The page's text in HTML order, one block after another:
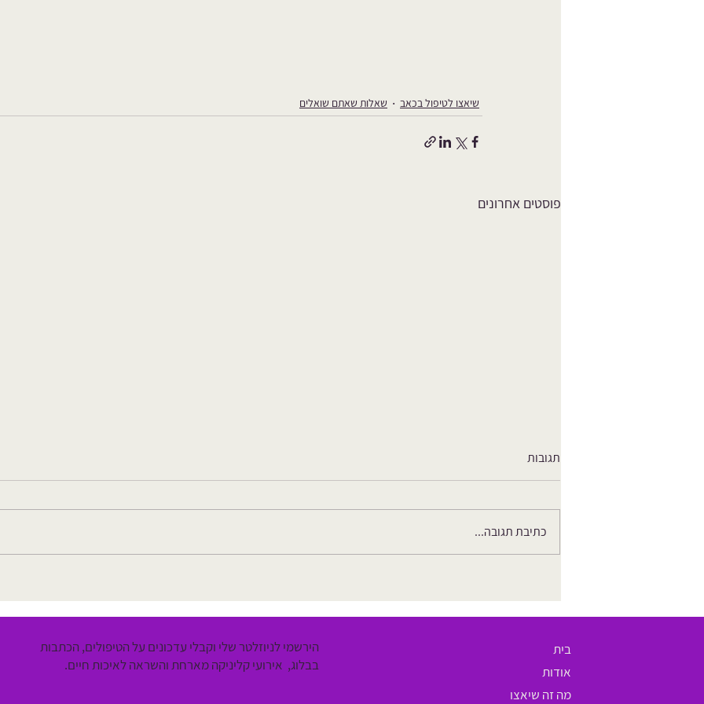
שיאצו לטיפול בכאב שאלות שאתם שואלים
פוסטים אחרונים
עובדות מרתקות על אחד האיברים
המופלאים
משפיע על הגוף וההורמונים שלך?
תגובות
כתיבת תגובה...
הירשמי לניוזלטר שלי וקבלי עדכונים על הטיפולים, הכתבות
בבלוג, אירועי קליניקה מארחת והשראה לאיכות חיים.
בית
אודות
מה זה שיאצו